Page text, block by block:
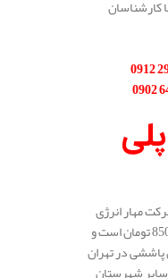
کارشناسان
مهار انرژی
در هر کیلو در 800.000 الی 850.000 تومان است و
پاششی در تهران
شهرستان